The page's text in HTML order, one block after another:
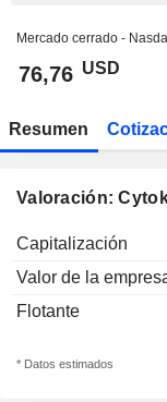
Mercado cerrado -
76,76 USD
Resumen
Valoración:
Capitalización
Valor de la
Flotante
* Datos estimados